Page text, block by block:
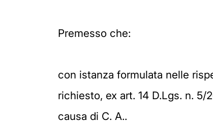
Premesso che:
con istanza formulata nelle
richiesto, ex art. 14 D.Lgs. n.
causa di C. A..